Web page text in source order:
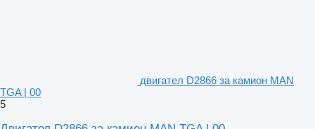
двигател D2866 за камион MAN
TGA | 00
5